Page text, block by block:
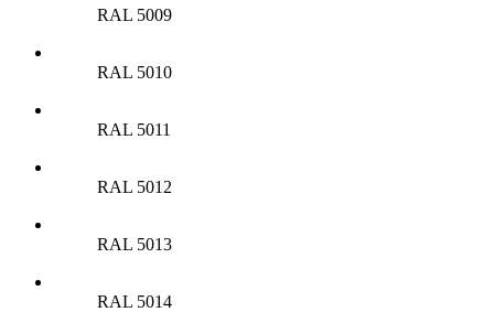
RAL 5009
RAL 5010
RAL 5011
RAL 5012
RAL 5013
RAL 5014